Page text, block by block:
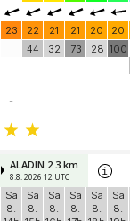
23 22 21 21 20 20
44
32 73 28 100
-
ALADIN 2.3 km
8.8. 2026 12 UTC
Sa
8.
Sa
8.
Sa
8.
Sa
8.
Sa
8.
Sa
8.